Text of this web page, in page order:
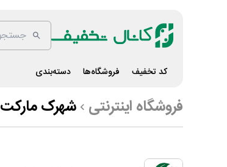
کد تخفیف فروشگاه‌ها دسته‌بندی
فروشگاه اینترنتی شهرک مارکت